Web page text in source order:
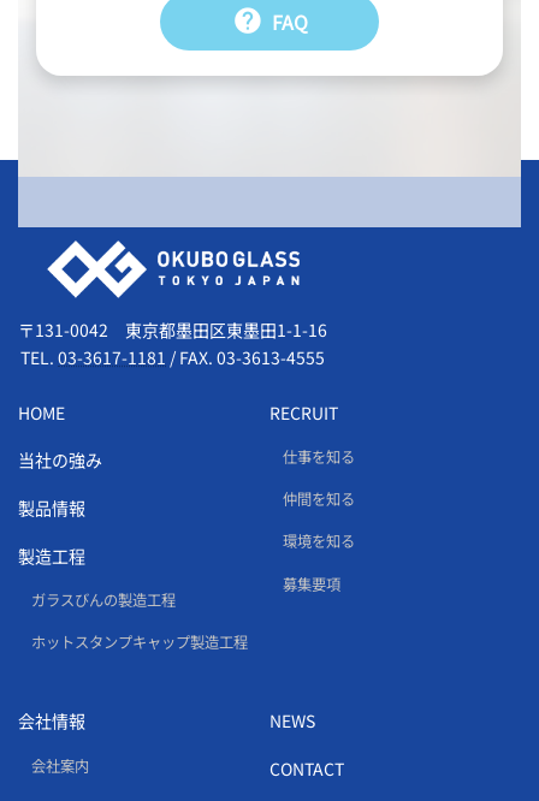
help FAQ
会社情報
〒131-0042 東京都墨田区東墨田1-1-16
TEL. 03-3617-1181 / FAX. 03-3613-4555
HOME
当社の強み
製品情報
製造工程
ガラスびんの製造工程
ホットスタンプキャップ製造工程
RECRUIT
仕事を知る
仲間を知る
環境を知る
募集要項
会社情報
会社案内
NEWS
CONTACT